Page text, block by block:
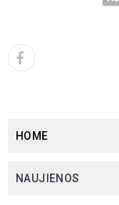
HOME
NAUJIENOS